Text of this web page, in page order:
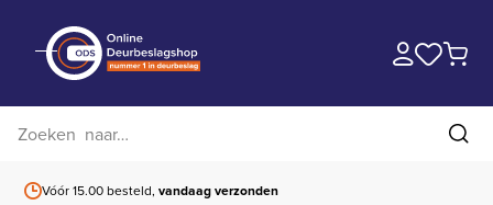
Vóór 15.00 besteld,vandaag verzonden